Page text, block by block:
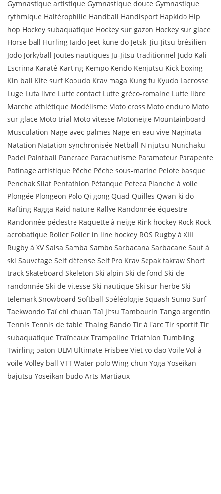
Gymnastique artistique Gymnastique douce Gymnastique
rythmique Haltérophilie Handball Handisport Hapkido Hip
hop Hockey subaquatique Hockey sur gazon Hockey sur glace
Horse ball Hurling Iaïdo Jeet kune do Jetski Jiu-Jitsu brésilien
Jodo Jorkyball Joutes nautiques Ju-Jitsu traditionnel Judo Kali
Escrima Karaté Karting Kempo Kendo Kenjutsu Kick boxing
Kin ball Kite surf Kobudo Krav maga Kung fu Kyudo Lacrosse
Luge Luta livre Lutte contact Lutte gréco-romaine Lutte libre
Marche athlétique Modélisme Moto cross Moto enduro Moto
sur glace Moto trial Moto vitesse Motoneige Mountainboard
Musculation Nage avec palmes Nage en eau vive Naginata
Natation Natation synchronisée Netball Ninjutsu Nunchaku
Padel Paintball Pancrace Parachutisme Paramoteur Parapente
Patinage artistique Pêche Pêche sous-marine Pelote basque
Penchak Silat Pentathlon Pétanque Peteca Planche à voile
Plongée Plongeon Polo Qi gong Quad Quilles Qwan ki do
Rafting Ragga Raid nature Rallye Randonnée équestre
Randonnée pédestre Raquette à neige Rink hockey Rock Rock
acrobatique Roller Roller in line hockey ROS Rugby à XIII
Rugby à XV Salsa Samba Sambo Sarbacana Sarbacane Saut à
ski Sauvetage Self défense Self Pro Krav Sepak takraw Short
track Skateboard Skeleton Ski alpin Ski de fond Ski de
randonnée Ski de vitesse Ski nautique Ski sur herbe Ski
telemark Snowboard Softball Spéléologie Squash Sumo Surf
Taekwondo Taï chi chuan Taï jitsu Tambourin Tango argentin
Tennis Tennis de table Thaing Bando Tir à l'arc Tir sportif Tir
subaquatique Traîneaux Trampoline Triathlon Tumbling
Twirling baton ULM Ultimate Frisbee Viet vo dao Voile Vol à
voile Volley ball VTT Water polo Wing chun Yoga Yoseikan
bajutsu Yoseikan budo Arts Martiaux